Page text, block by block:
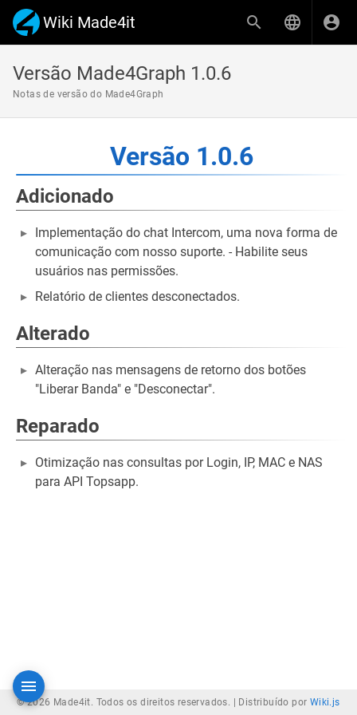
Wiki Made4it
Versão Made4Graph 1.0.6
Notas de versão do Made4Graph
Versão 1.0.6
Adicionado
Implementação do chat Intercom, uma nova forma de
comunicação com nosso suporte. - Habilite seus
usuários nas permissões.
Relatório de clientes desconectados.
Alterado
Alteração nas mensagens de retorno dos botões
"Liberar Banda" e "Desconectar".
Reparado
Otimização nas consultas por Login, IP, MAC e NAS
para API Topsapp.
© 2026 Made4it. Todos os direitos reservados. | Distribuído por Wiki.js